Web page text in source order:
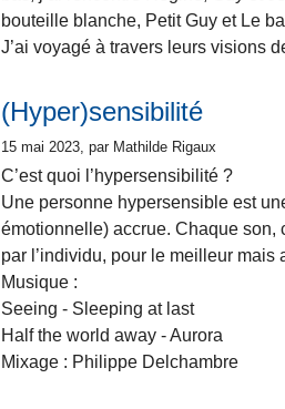
bouteille blanche, Petit Guy et Le
J’ai voyagé à travers leurs visions
(Hyper)sensibilité
15 mai 2023 , par Mathilde Rigaux
C’est quoi l’hypersensibilité ?
Une personne hypersensible est
émotionnelle) accrue. Chaque son,
par l’individu, pour le meilleur mais
Musique :
Seeing - Sleeping at last
Half the world away - Aurora
Mixage : Philippe Delchambre